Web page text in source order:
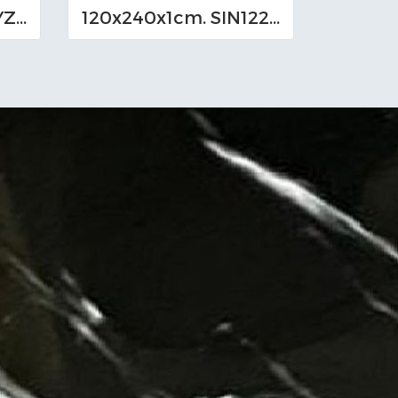
120x270x0.9cm. S-YZD270926 Bookmatch (หนา 9mm.) 120x240x1cm. SIN1224-945 Sintered Stone Bookmatch